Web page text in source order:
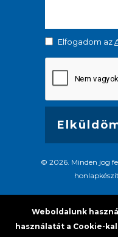
Elfogadom az
© 2026. Minden jog
Weboldalunk
használatát a Cookie-